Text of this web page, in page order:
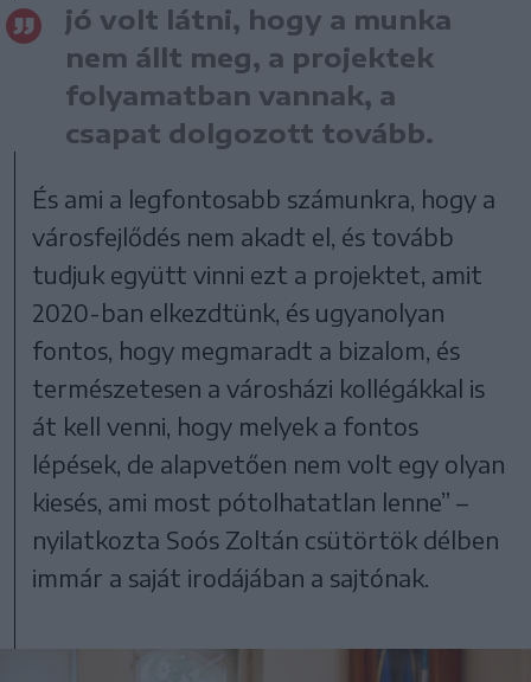
jó volt látni, hogy a munka
nem állt meg, a projektek
folyamatban vannak, a
csapat dolgozott tovább.
És ami a legfontosabb számunkra, hogy a
városfejlődés nem akadt el, és tovább
tudjuk együtt vinni ezt a projektet, amit
2020-ban elkezdtünk, és ugyanolyan
fontos, hogy megmaradt a bizalom, és
természetesen a városházi kollégákkal is
át kell venni, hogy melyek a fontos
lépések, de alapvetően nem volt egy olyan
kiesés, ami most pótolhatatlan lenne” –
nyilatkozta Soós Zoltán csütörtök délben
immár a saját irodájában a sajtónak.